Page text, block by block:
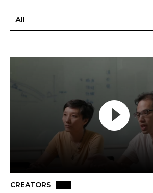
All
Activity Record
Others
CREATORS